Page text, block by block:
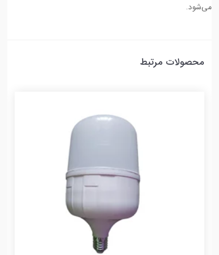
می‌شود.
محصولات مرتبط